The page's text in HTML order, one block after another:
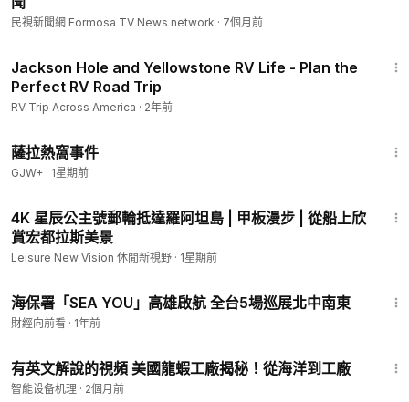
Park Beach Club)。浮潛公園海灘俱樂部是完美的家庭度假之
選。我們希望這段影片能幫助您發現一種經濟實惠、距離遊輪碼
所欲地享受各種活動。您可以躺在躺椅上沐浴在陽光，沿著海岸
線漫步，或在清澈的海水中暢泳。您可以盡情享受自己選擇的活
動，無需匆忙。盡情體驗「百慕達風情」的完美一天吧！
民視新聞網 Formosa TV News network · 7個月前
Jackson Hole and Yellowstone RV Life - Plan the
Perfect RV Road Trip
RV Trip Across America · 2年前
薩拉熱窩事件
GJW+ · 1星期前
4K 星辰公主號郵輪抵達羅阿坦島 | 甲板漫步 | 從船上欣
賞宏都拉斯美景
Leisure New Vision 休閒新視野 · 1星期前
海保署「SEA YOU」高雄啟航 全台5場巡展北中南東
財經向前看 · 1年前
有英文解說的視頻 美國龍蝦工廠揭秘！從海洋到工廠
智能设备机理 · 2個月前